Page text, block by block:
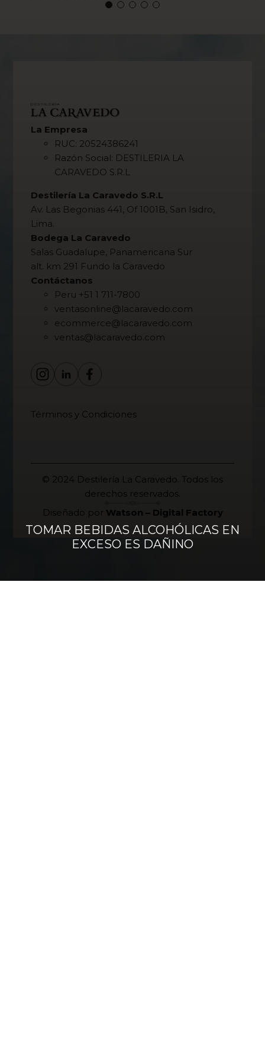
55.00
La Empresa
RUC: 20524386241
Razón Social: DESTILERIA LA
CARAVEDO S.R.L
Destilería La Caravedo S.R.L
Av. Las Begonias 441, Of 1001B, San Isidro,
Lima.
Bodega La Caravedo
Salas Guadalupe, Panamericana Sur
alt. km 291 Fundo la Caravedo
Contáctanos
Peru +51 1 711-7800
ventasonline@lacaravedo.com
ecommerce@lacaravedo.com
ventas@lacaravedo.com
Términos y Condiciones
© 2024 Destilería La Caravedo. Todos los
derechos reservados.
Diseñado por Watson – Digital Factory
TOMAR BEBIDAS ALCOHÓLICAS EN
EXCESO ES DAÑINO